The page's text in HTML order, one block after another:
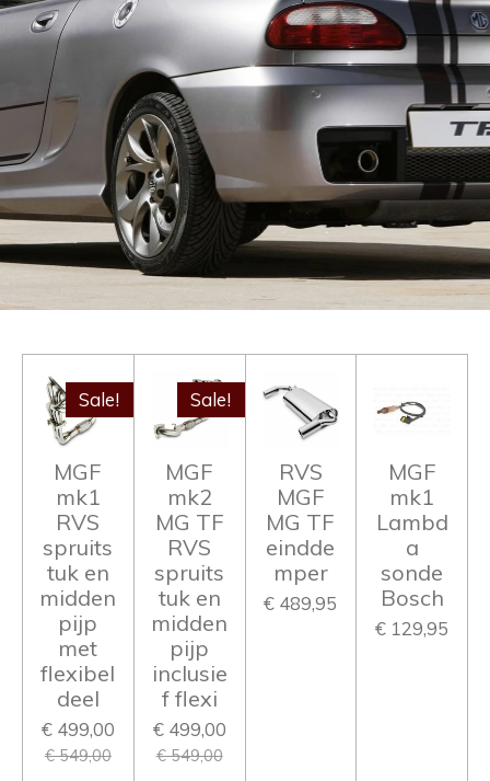
Sale!
MGF
mk1
RVS
spruits
tuk en
midden
pijp
met
flexibel
deel
€ 499,00
€ 549,00
Sale!
MGF
mk2
MG TF
RVS
spruits
tuk en
midden
pijp
inclusie
f flexi
€ 499,00
€ 549,00
RVS
MGF
MG TF
eindde
mper
€ 489,95
MGF
mk1
Lambd
a
sonde
Bosch
€ 129,95